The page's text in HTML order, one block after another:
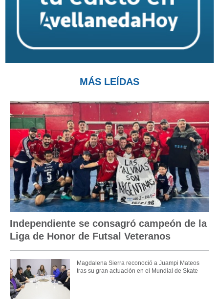
MÁS LEÍDAS
Independiente se consagró campeón de la
Liga de Honor de Futsal Veteranos
Magdalena Sierra reconoció a Juampi Mateos
tras su gran actuación en el Mundial de Skate